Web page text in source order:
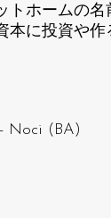
トホームの名
本に投資や
Noci (BA)